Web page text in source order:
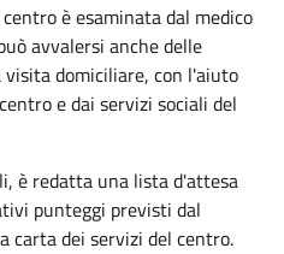
è esaminata dal medico
avvalersi anche delle
domiciliare, con l'aiuto
e dai servizi sociali del
è redatta una lista d'attesa
punteggi previsti dal
carta dei servizi del centro.